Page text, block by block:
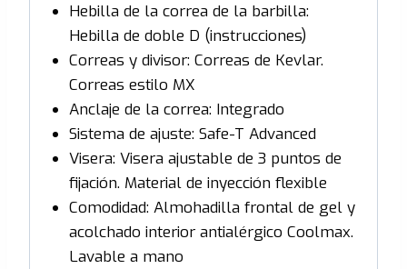
Hebilla de la correa de la barbilla:
Hebilla de doble D (instrucciones)
Correas y divisor: Correas de Kevlar.
Correas estilo MX
Anclaje de la correa: Integrado
Sistema de ajuste: Safe-T Advanced
Visera: Visera ajustable de 3 puntos de
fijación. Material de inyección flexible
Comodidad: Almohadilla frontal de gel y
acolchado interior antialérgico Coolmax.
Lavable a mano